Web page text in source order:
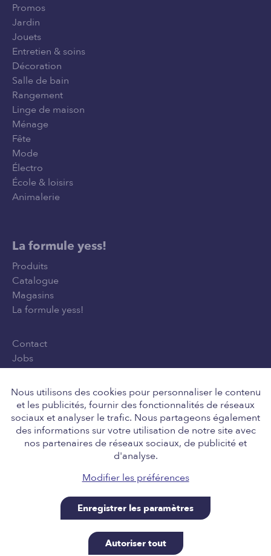
Nous utilisons des cookies pour personnaliser le contenu
et les publicités, fournir des fonctionnalités de réseaux
sociaux et analyser le trafic. Nous partageons également
des informations sur votre utilisation de notre site avec
nos partenaires de réseaux sociaux, de publicité et
d'analyse.
Modifier les préférences
Enregistrer les paramètres
Autoriser tout
Promos
Jardin
Jouets
Entretien & soins
Décoration
Salle de bain
Rangement
Linge de maison
Ménage
Fête
Mode
Électro
École & loisirs
Animalerie
La formule yess!
Produits
Catalogue
Magasins
La formule yess!
Contact
Jobs
Conditions générales d'utilisation
Suivez-nous
Retail Team nv, Engelstraat 8, 8211 Aartrijke BE
0646.705.037, tel 050 14 01 10, info@yess.be. A site
powered by SiteManager, for our good friends at yess!